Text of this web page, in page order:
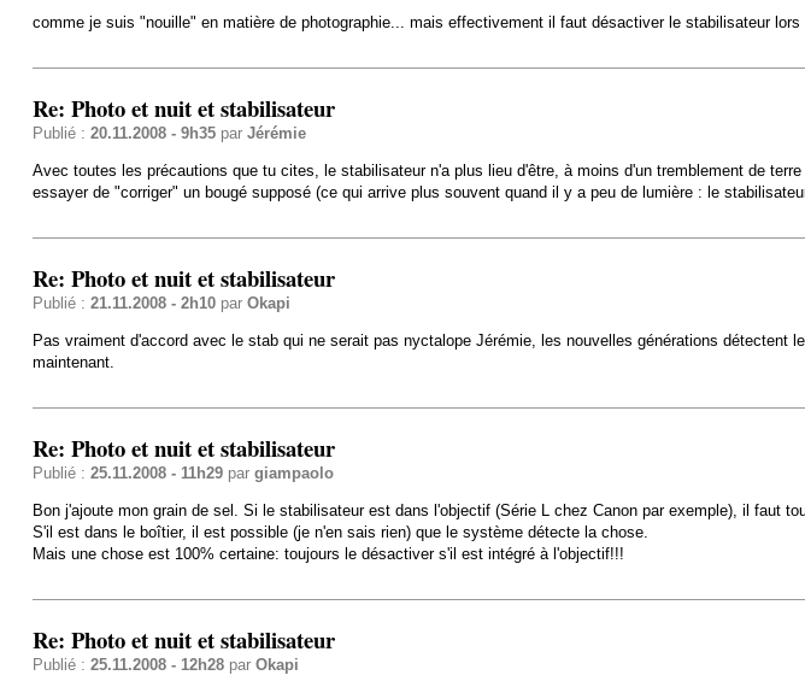
comme je suis "nouille" en matière de photographie... mais effectivement il faut désactiver le stabilisateur
Re: Photo et nuit et stabilisateur
Publié : 20.11.2008 - 9h35par Jérémie
Avec toutes les précautions que tu cites, le stabilisateur n'a plus lieu d'être, à moins d'un tremblement de
essayer de "corriger" un bougé supposé (ce qui arrive plus souvent quand il y a peu de lumière : le
Re: Photo et nuit et stabilisateur
Publié : 21.11.2008 - 2h10par Okapi
Pas vraiment d'accord avec le stab qui ne serait pas nyctalope Jérémie, les nouvelles générations
maintenant.
Re: Photo et nuit et stabilisateur
Publié : 25.11.2008 - 11h29par giampaolo
Bon j'ajoute mon grain de sel. Si le stabilisateur est dans l'objectif (Série L chez Canon par exemple), il faut
S'il est dans le boîtier, il est possible (je n'en sais rien) que le système détecte la chose.
Mais une chose est 100% certaine: toujours le désactiver s'il est intégré à l'objectif!!!
Re: Photo et nuit et stabilisateur
Publié : 25.11.2008 - 12h28par Okapi